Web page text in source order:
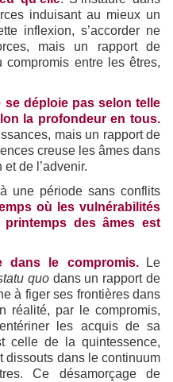
induisant au mieux un
inflexion, s’accorder ne
mais un rapport de
compromis entre les êtres,
se déploie pas selon telle
la profondeur en tous.
mais un rapport de
creuse les âmes dans
de l’advenir.
une période sans conflits
où les vulnérabilités
des âmes est
dans le compromis.
Le
quodans un rapport de
à figer ses frontières dans
réalité, par le compromis,
les acquis de sa
celle de la quintessence,
dissouts dans le continuum
Ce désamorçage de